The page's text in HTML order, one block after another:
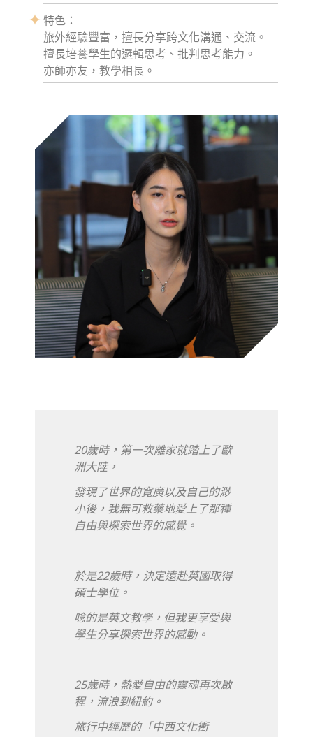
特色：
旅外經驗豐富，擅長分享跨文化溝通、交流。
擅長培養學生的邏輯思考、批判思考能力。
亦師亦友，教學相長。
20歲時，第一次離家就踏上了歐
洲大陸，
發現了世界的寬廣以及自己的渺
小後，我無可救藥地愛上了那種
自由與探索世界的感覺。
於是22歲時，決定遠赴英國取得
碩士學位。
唸的是英文教學，但我更享受與
學生分享探索世界的感動。
25歲時，熱愛自由的靈魂再次啟
程，流浪到紐約。
旅行中經歷的「中西文化衝